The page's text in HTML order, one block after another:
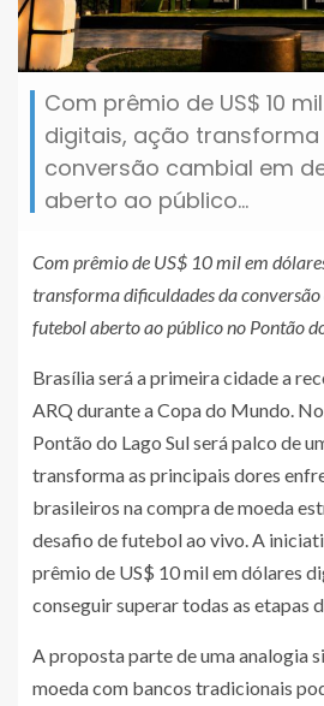
Com prêmio de US$ 10
digitais, ação
conversão cambial em
aberto ao público...
Com prêmio de US$ 10 mil em
transforma dificuldades da
futebol aberto ao público no Pontão
Brasília será a primeira cidade a
ARQ durante a Copa do Mundo.
Pontão do Lago Sul será palco de
transforma as principais dores
brasileiros na compra de moeda
desafio de futebol ao vivo. A
prêmio de US$ 10 mil em dólares
conseguir superar todas as etapas
A proposta parte de uma analogia
moeda com bancos tradicionais